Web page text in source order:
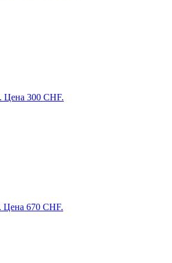
Цена 300 CHF.
Цена 670 CHF.